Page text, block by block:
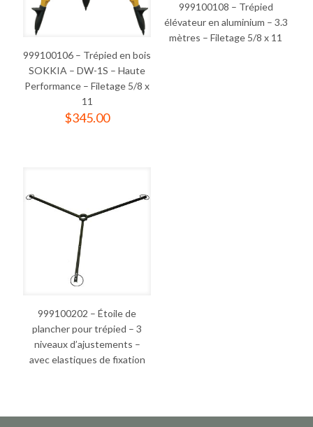
999100106 – Trépied en bois
SOKKIA – DW-1S – Haute
Performance – Filetage 5/8 x
11
$345.00
999100108 – Trépied
élévateur en aluminium – 3.3
mètres – Filetage 5/8 x 11
999100202 – Étoile de
plancher pour trépied – 3
niveaux d’ajustements –
avec elastiques de fixation